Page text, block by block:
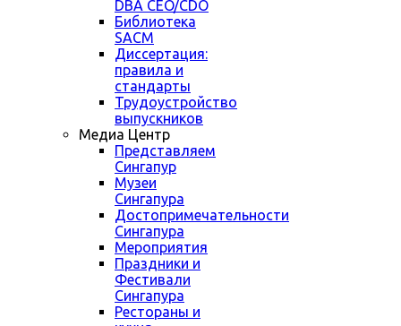
DBA CEO/CDO
Библиотека
SACM
Диссертация:
правила и
стандарты
Трудоустройство
выпускников
Медиа Центр
Представляем
Сингапур
Музеи
Сингапура
Достопримечательности
Сингапура
Мероприятия
Праздники и
Фестивали
Сингапура
Рестораны и